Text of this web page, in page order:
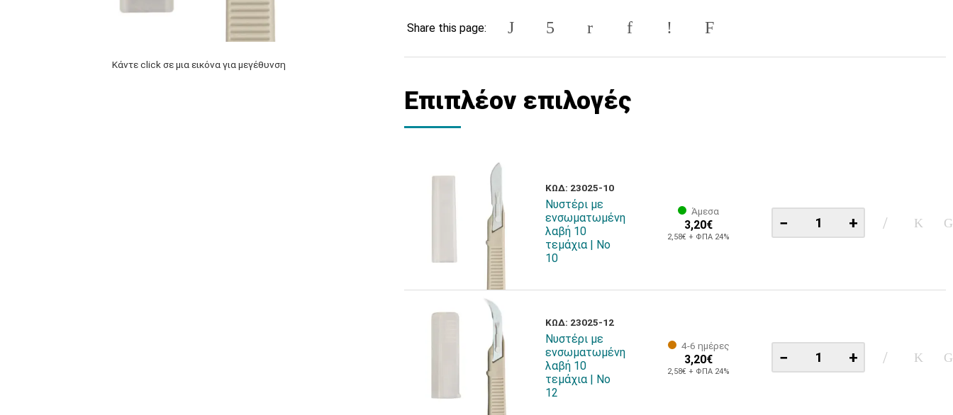
Κάντε click σε μια εικόνα για μεγέθυνση
Share this page:
Επιπλέον επιλογές
ΚΩΔ: 23025-10
Νυστέρι με
ενσωματωμένη
λαβή 10
τεμάχια | Νο
10
Άμεσα
3,20€
2,58€ + ΦΠΑ 24%
− +
ΚΩΔ: 23025-12
Νυστέρι με
ενσωματωμένη
λαβή 10
τεμάχια | Νο
12
4-6 ημέρες
3,20€
2,58€ + ΦΠΑ 24%
− +